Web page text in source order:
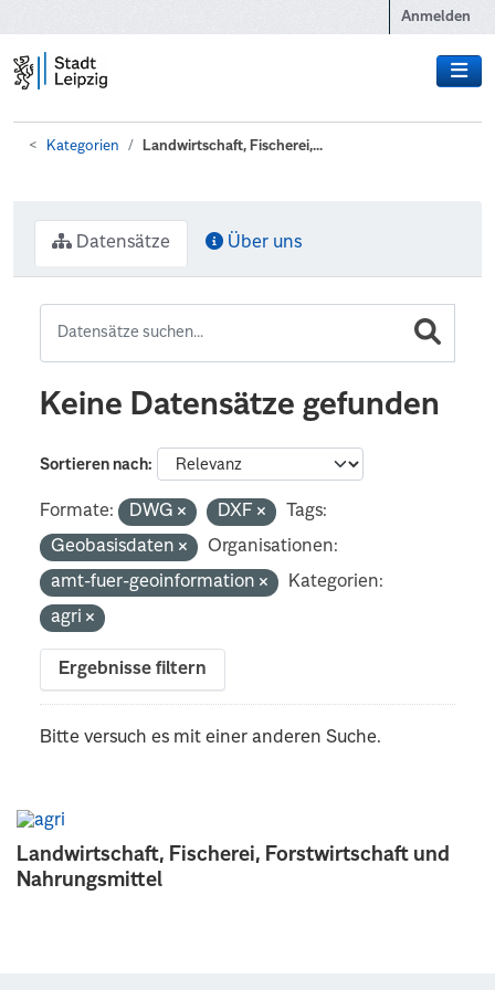
Anmelden
Kategorien Landwirtschaft, Fischerei,...
Landwirtschaft, Fischerei, Forstwirtschaft und
Nahrungsmittel
Datensätze Über uns
Keine Datensätze gefunden
Sortieren nach
Formate: DWG DXF
Tags:
Geobasisdaten
Organisationen:
amt-fuer-geoinformation
Kategorien:
agri
Ergebnisse filtern
Bitte versuch es mit einer anderen Suche.